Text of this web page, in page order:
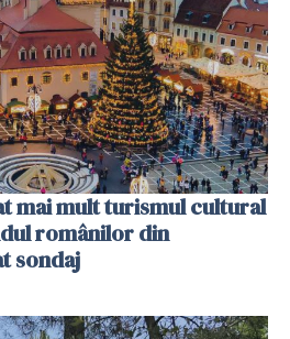
mai mult turismul cultural
românilor din
sondaj